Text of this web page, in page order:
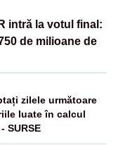
intră la votul final:
de milioane de
zilele următoare
luate în calcul
SURSE